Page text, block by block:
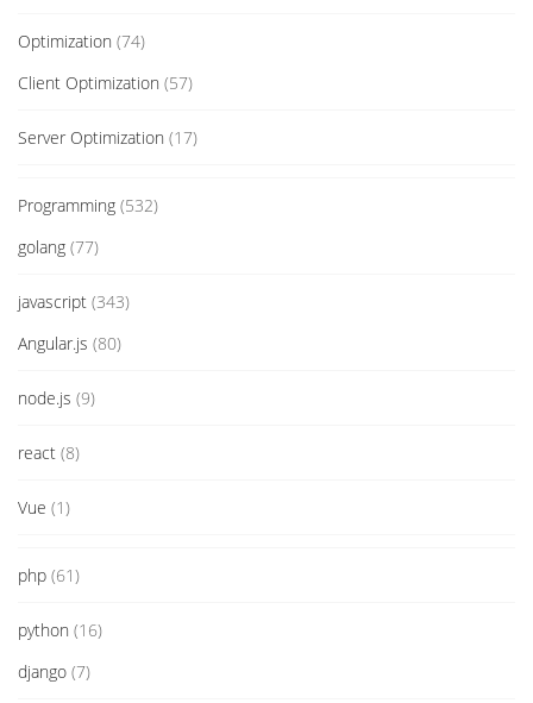
Optimization (74)
Client Optimization (57)
Server Optimization (17)
Programming (532)
golang (77)
javascript (343)
Angular.js (80)
node.js (9)
react (8)
Vue (1)
php (61)
python (16)
django (7)